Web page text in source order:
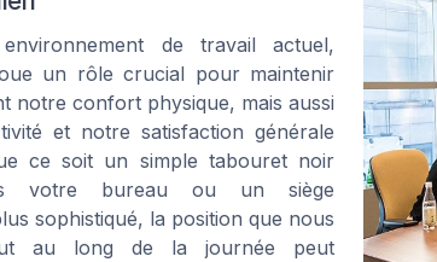
de travail actuel,
un rôle crucial pour maintenir
notre confort physique, mais aussi
et notre satisfaction générale
ce soit un simple tabouret noir
votre bureau ou un siège
sophistiqué, la position que nous
au long de la journée peut